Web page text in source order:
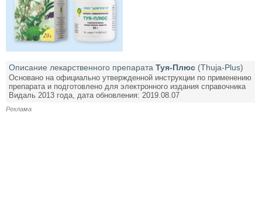
Описание лекарственного препарата Туя-Плюс (Thuja-Plus)
Основано на официально утвержденной инструкции по применению
препарата и подготовлено для электронного издания справочника
Видаль 2013 года, дата обновления: 2019.08.07
Реклама